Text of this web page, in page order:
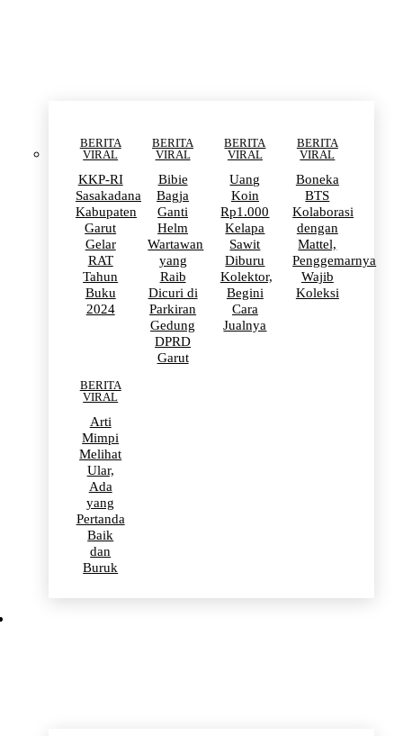
BERITA
VIRAL
KKP-RI
Sasakadana
Kabupaten
Garut
Gelar
RAT
Tahun
Buku
2024
BERITA
VIRAL
Bibie
Bagja
Ganti
Helm
Wartawan
yang
Raib
Dicuri di
Parkiran
Gedung
DPRD
Garut
BERITA
VIRAL
Uang
Koin
Rp1.000
Kelapa
Sawit
Diburu
Kolektor,
Begini
Cara
Jualnya
BERITA
VIRAL
Boneka
BTS
Kolaborasi
dengan
Mattel,
Penggemarnya
Wajib
Koleksi
BERITA
VIRAL
Arti
Mimpi
Melihat
Ular,
Ada
yang
Pertanda
Baik
dan
Buruk